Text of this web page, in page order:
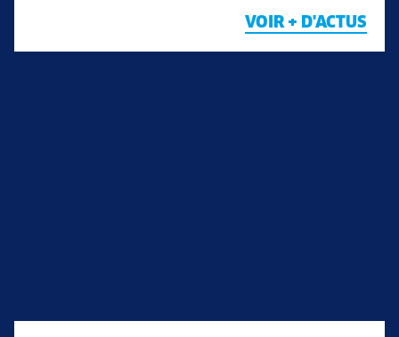
VOIR + D'ACTUS